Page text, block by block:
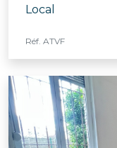
Local
Réf. ATVF